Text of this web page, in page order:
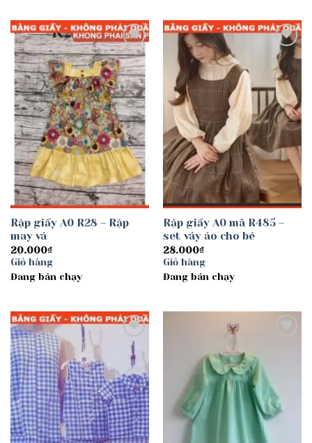
Add to
wishlist
Rập giấy A0 R28 – Rập
may vá
20.000₫
Giỏ hàng
Đang bán chạy
Add to
wishlist
Rập giấy A0 mã R485 –
set váy áo cho bé
28.000₫
Giỏ hàng
Đang bán chạy
Add to
wishlist